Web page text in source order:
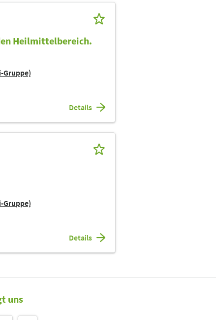
Heilmittelbereich.
Gruppe)
Details
Gruppe)
Details
uns